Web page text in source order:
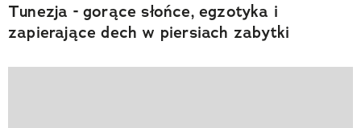
Tunezja - gorące słońce, egzotyka i
zapierające dech w piersiach zabytki